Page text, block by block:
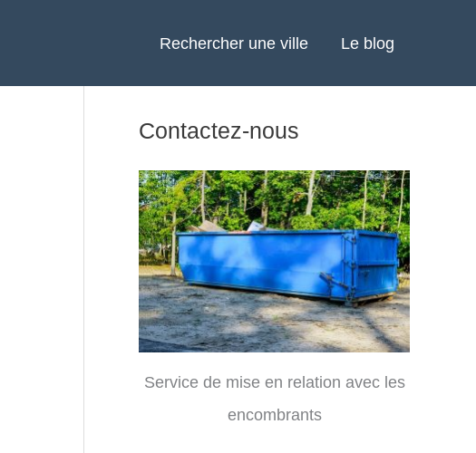
Rechercher une ville Le blog
Contactez-nous
Service de mise en relation avec les
encombrants